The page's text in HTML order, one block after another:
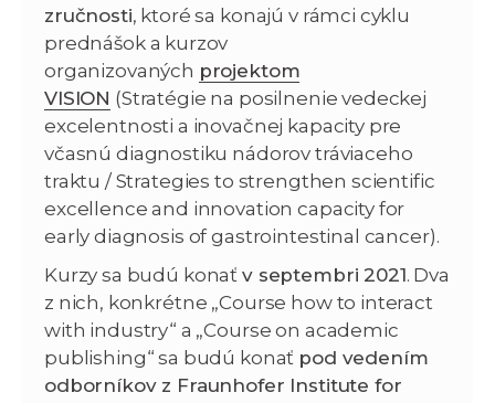
zručnosti, ktoré sa konajú v rámci cyklu
prednášok a kurzov
organizovaných projektom
VISION (Stratégie na posilnenie vedeckej
excelentnosti a inovačnej kapacity pre
včasnú diagnostiku nádorov tráviaceho
traktu / Strategies to strengthen scientific
excellence and innovation capacity for
early diagnosis of gastrointestinal cancer).
Kurzy sa budú konaťv septembri 2021. Dva
z nich, konkrétne „Course how to interact
with industry“ a „Course on academic
publishing“ sa budú konať pod vedením
odborníkov z Fraunhofer Institute for